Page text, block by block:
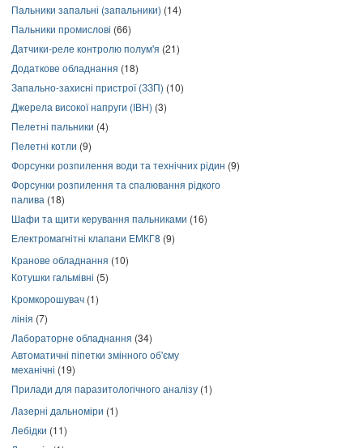
Пальники запальні (запальники) (14)
Пальники промислові (66)
Датчики-реле контролю полум'я (21)
Додаткове обладнання (18)
Запально-захисні пристрої (ЗЗП) (10)
Джерела високої напруги (ІВН) (3)
Пелетні пальники (4)
Пелетні котли (9)
Форсунки розпилення води та технічних рідин (9)
Форсунки розпилення та спалювання рідкого
палива (18)
Шафи та щити керування пальниками (16)
Електромагнітні клапани ЕМКГ8 (9)
Кранове обладнання (10)
Котушки гальмівні (5)
Кромкорошувач (1)
лінія (7)
Лабораторне обладнання (34)
Автоматичні піпетки змінного об'єму
механічні (19)
Прилади для паразитологічного аналізу (1)
Лазерні дальноміри (1)
Лебідки (11)